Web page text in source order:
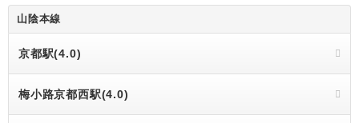
山陰本線
京都駅(4.0)
梅小路京都西駅(4.0)